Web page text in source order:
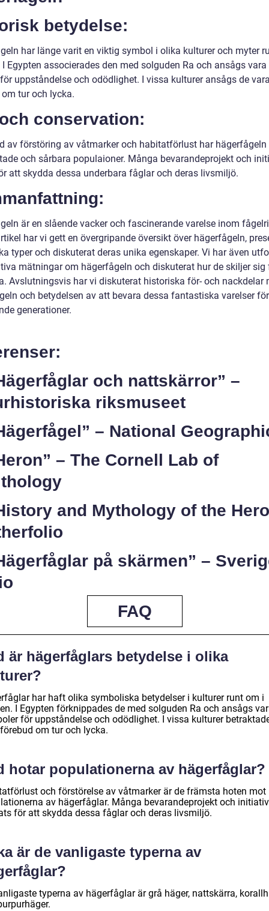
betydelse:
har länge varit en viktig symbol i olika kulturer och myter
Egypten associerades den med solguden Ra och ansågs vara
uppståndelse och odödlighet. I vissa kulturer ansågs de
tur och lycka.
conservation:
av förstöring av våtmarker och habitatförlust har
och sårbara populaioner. Många bevarandeprojekt och
att skydda dessa underbara fåglar och deras livsmiljö.
är en slående vacker och fascinerande varelse inom
har vi gett en övergripande översikt över hägerfågeln,
typer och diskuterat deras unika egenskaper. Vi har även
mätningar om hägerfågeln och diskuterat hur de skiljer sig
Avslutningsvis har vi diskuterat historiska för- och nackdelar
och betydelsen av att bevara dessa fantastiska varelser för
generationer.
och nattskärror” –
riksmuseet
– National
– The Cornell Lab of
and Mythology of the
på skärmen” –
FAQ
är hägerfåglars betydelse i olika
har haft olika symboliska betydelser i kulturer runt om i
I Egypten förknippades de med solguden Ra och ansågs
för uppståndelse och odödlighet. I vissa kulturer
om tur och lycka.
hotar populationerna av hägerfåglar?
och förstörelse av våtmarker är de främsta hoten mot
av hägerfåglar. Många bevarandeprojekt och
för att skydda dessa fåglar och deras livsmiljö.
är de vanligaste typerna av
typerna av hägerfåglar är grå häger, nattskärra,